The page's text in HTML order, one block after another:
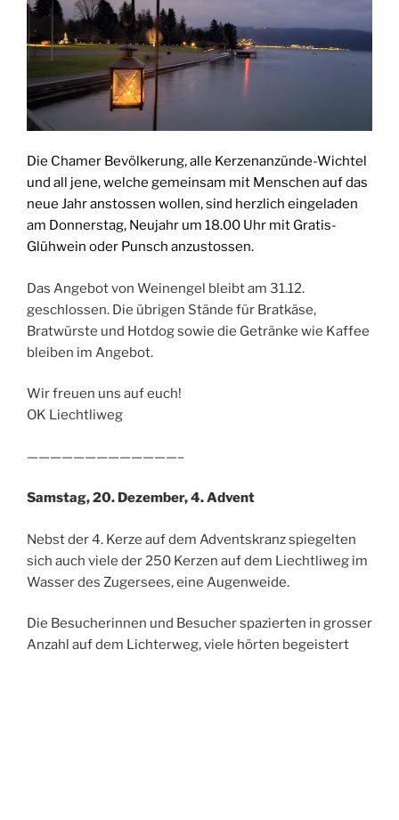
Die Chamer Bevölkerung, alle Kerzenanzünde-Wichtel
und all jene, welche gemeinsam mit Menschen auf das
neue Jahr anstossen wollen, sind herzlich eingeladen
am Donnerstag, Neujahr um 18.00 Uhr mit Gratis-
Glühwein oder Punsch anzustossen.
Das Angebot von Weinengel bleibt am 31.12.
geschlossen. Die übrigen Stände für Bratkäse,
Bratwürste und Hotdog sowie die Getränke wie Kaffee
bleiben im Angebot.
Wir freuen uns auf euch!
OK Liechtliweg
—————————————–
Samstag, 20. Dezember, 4. Advent
Nebst der 4. Kerze auf dem Adventskranz spiegelten
sich auch viele der 250 Kerzen auf dem Liechtliweg im
Wasser des Zugersees, eine Augenweide.
Die Besucherinnen und Besucher spazierten in grosser
Anzahl auf dem Lichterweg, viele hörten begeistert